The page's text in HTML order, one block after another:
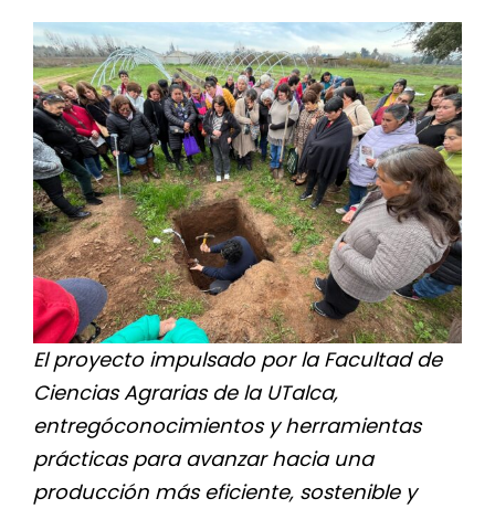
El proyecto impulsado por la Facultad de
Ciencias Agrarias de la UTalca,
entregóconocimientos y herramientas
prácticas para avanzar hacia una
producción más eficiente, sostenible y